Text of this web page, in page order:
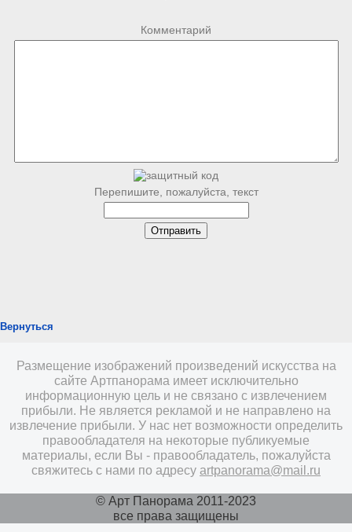
Комментарий
Перепишите, пожалуйста, текст
Вернуться
Размещение изображений произведений искусства на
сайте Артпанорама имеет исключительно
информационную цель и не связано с извлечением
прибыли. Не является рекламой и не направлено на
извлечение прибыли. У нас нет возможности определить
правообладателя на некоторые публикуемые
материалы, если Вы - правообладатель, пожалуйста
свяжитесь с нами по адресу artpanorama@mail.ru
© Арт Панорама 2011-2023
все права защищены